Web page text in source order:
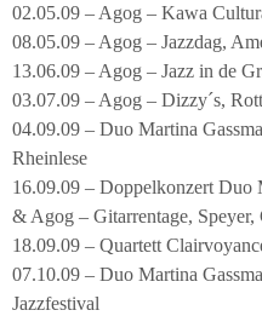
02.05.09 – Agog – Kawa
08.05.09 – Agog – Jazzdag,
13.06.09 – Agog – Jazz in de
03.07.09 – Agog – Dizzy´s,
04.09.09 – Duo Martina
Rheinlese
16.09.09 – Doppelkonzert Duo
& Agog – Gitarrentage, Speyer,
18.09.09 – Quartett
07.10.09 – Duo Martina
Jazzfestival